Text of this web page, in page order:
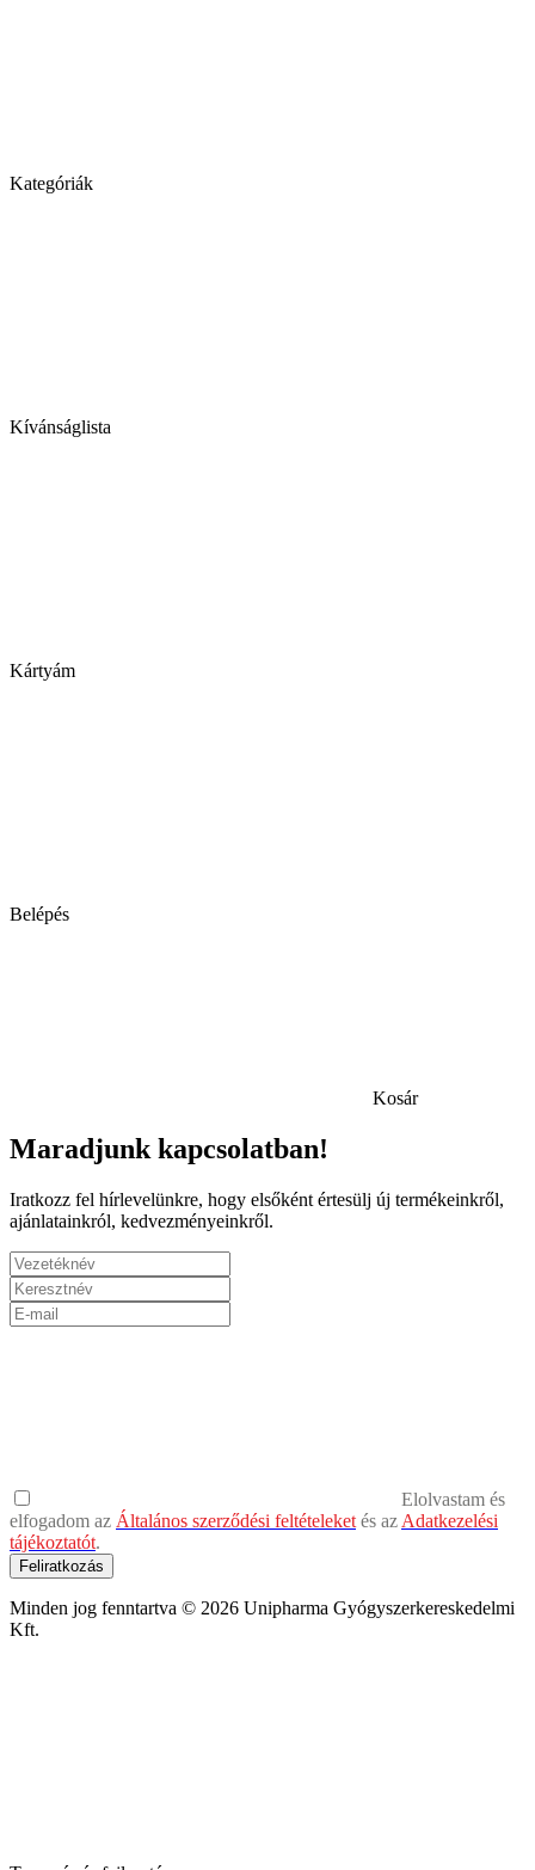
Kategóriák
Kívánságlista
Kártyám
Belépés
Kosár
Maradjunk kapcsolatban!
Iratkozz fel hírlevelünkre, hogy elsőként értesülj új termékeinkről,
ajánlatainkról, kedvezményeinkről.
Elolvastam és
elfogadom az Általános szerződési feltételeket és az Adatkezelési
tájékoztatót.
Feliratkozás
Minden jog fenntartva © 2026 Unipharma Gyógyszerkereskedelmi
Kft.